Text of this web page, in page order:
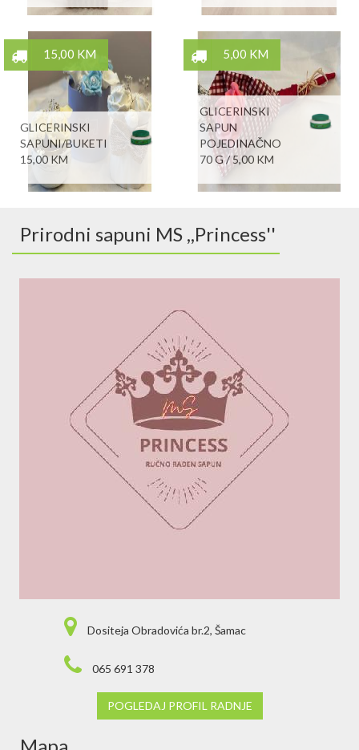
15,00 KM
GLICERINSKI
SAPUNI/BUKETI
15,00 KM
5,00 KM
GLICERINSKI
SAPUN
POJEDINAČNO
70 G / 5,00 KM
Prirodni sapuni MS ,,Princess''
Dositeja Obradovića br.2, Šamac
065 691 378
POGLEDAJ PROFIL RADNJE